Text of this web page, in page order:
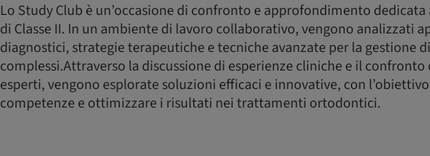
Lo Study Club è un’occasione di confronto e approfondimento
di Classe II. In un ambiente di lavoro collaborativo, vengono analizzati
diagnostici, strategie terapeutiche e tecniche avanzate per la gestione
complessi.Attraverso la discussione di esperienze cliniche e il
esperti, vengono esplorate soluzioni efficaci e innovative, con
competenze e ottimizzare i risultati nei trattamenti ortodontici.